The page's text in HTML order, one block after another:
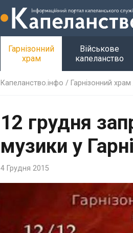
Гарнізонний
храм
Військове
капеланство
Капеланство.інфо / Гарнізонний храм
12 грудня
музики у
4 Грудня 2015